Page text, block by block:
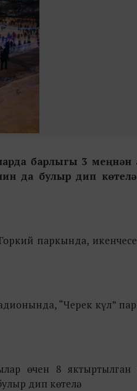
барлыгы 3 меңнән
да булыр дип
паркында,
“Черек күл”
өчен 8 яктыртылган
дип көтелә.